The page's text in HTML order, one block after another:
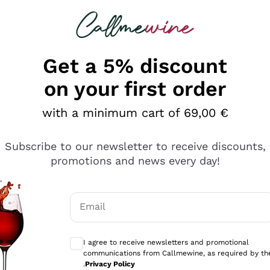
looking for
è male ma secondo me ci sono alternative che
Get a 5% discount
on your first order
with a minimum cart of 69,00 €
Subscribe to our newsletter to receive discounts,
promotions and news every day!
Email
I agree to receive newsletters and promotional
communications from Callmewine, as required by
.Privacy Policy